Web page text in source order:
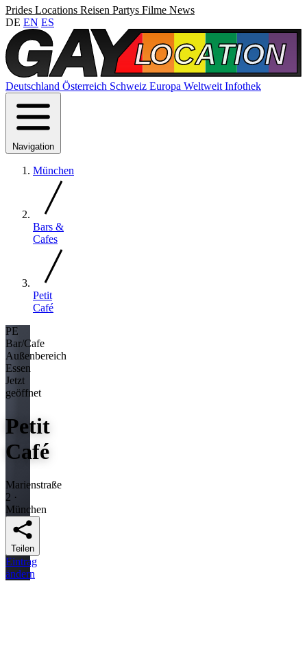
Prides Locations Reisen Partys Filme News
DE EN ES
Deutschland Österreich Schweiz Europa Weltweit Infothek
Navigation
München
Bars &
Cafes
Petit
Café
PE
Bar/Cafe
Außenbereich
Essen
Jetzt
geöffnet
Petit
Café
Marienstraße
2 ·
München
Teilen
Eintrag
ändern